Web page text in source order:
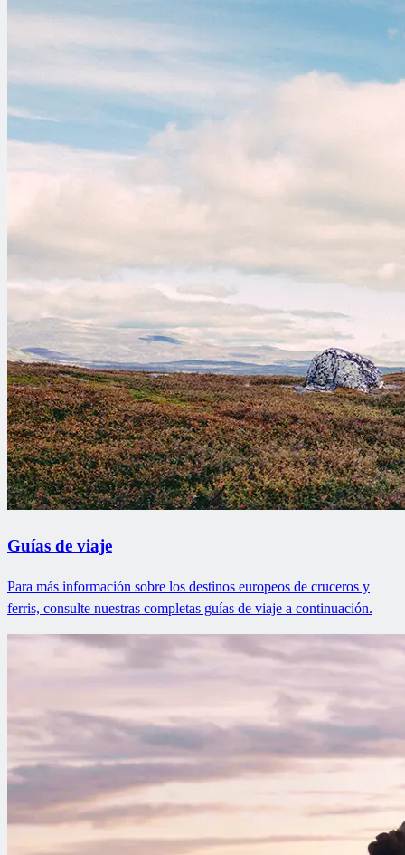
Guías de viaje
Para más información sobre los destinos europeos de cruceros y
ferris, consulte nuestras completas guías de viaje a continuación.